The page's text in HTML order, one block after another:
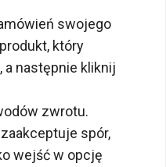
swojego
który
następnie kliknij
zwrotu.
spór,
wejść w opcję